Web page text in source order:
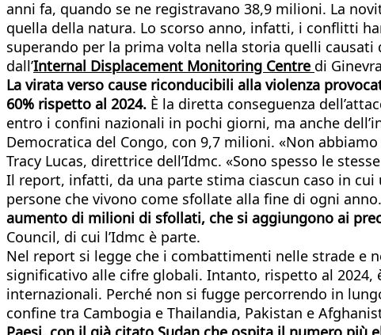
anni fa, quando se ne registravano 38,9 milioni. La
quella della natura. Lo scorso anno, infatti, i conflitti
superando per la prima volta nella storia quelli
dall’Internal Displacement Monitoring Centre di
La virata verso cause riconducibili alla violenza
60% rispetto al 2024. È la diretta conseguenza
entro i confini nazionali in pochi giorni, ma anche
Democratica del Congo, con 9,7 milioni. «Non
Tracy Lucas, direttrice dell’Idmc. «Sono spesso le
Il report, infatti, da una parte stima ciascun caso in
persone che vivono come sfollate alla fine di ogni anno.
aumento di milioni di sfollati, che si aggiungono ai
Council, di cui l’Idmc è parte.
Nel report si legge che i combattimenti nelle strade e
significativo alle cifre globali. Intanto, rispetto al
internazionali. Perché non si fugge percorrendo in
confine tra Cambogia e Thailandia, Pakistan e